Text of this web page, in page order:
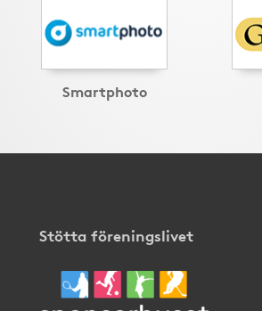
Smartphoto
Stötta föreningslivet